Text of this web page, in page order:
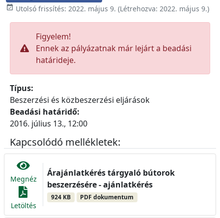
 Utolsó frissítés: 2022. május 9. (Létrehozva: 2022. május 9.)
Figyelem!
Ennek az pályázatnak már lejárt a beadási
határideje.
Típus:
Beszerzési és közbeszerzési eljárások
Beadási határidő:
2016. július 13., 12:00
Kapcsolódó mellékletek:
Megnéz
Letöltés
Árajánlatkérés tárgyaló bútorok
beszerzésére - ajánlatkérés
924 KB PDF dokumentum